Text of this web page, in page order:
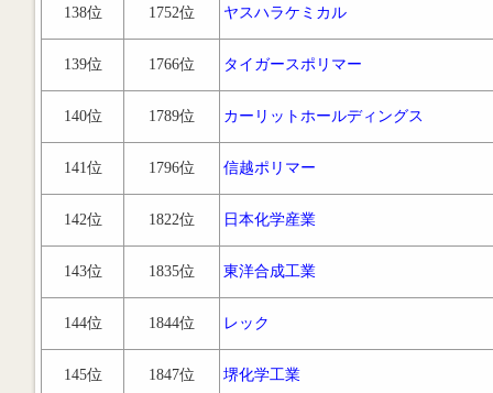
138位 1752位 ヤスハラケミカル
139位 1766位 タイガースポリマー
140位 1789位 カーリットホールディングス
141位 1796位 信越ポリマー
142位 1822位 日本化学産業
143位 1835位 東洋合成工業
144位 1844位 レック
145位 1847位 堺化学工業